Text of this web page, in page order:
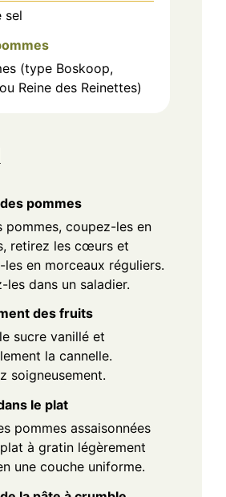
sel
(type Boskoop,
Reine des Reinettes)
pommes
pommes, coupez-les en
retirez les cœurs et
en morceaux réguliers.
les dans un saladier.
des fruits
sucre vanillé et
la cannelle.
soigneusement.
le plat
pommes assaisonnées
à gratin légèrement
une couche uniforme.